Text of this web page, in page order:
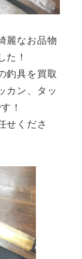
麗なお品物
！
釣具を買取
カン、タッ
！
せくださ